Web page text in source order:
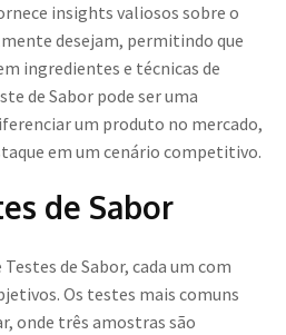
insights valiosos sobre o
desejam, permitindo que
ingredientes e técnicas de
de Sabor pode ser uma
um produto no mercado,
em um cenário competitivo.
de Sabor
de Sabor, cada um com
Os testes mais comuns
onde três amostras são